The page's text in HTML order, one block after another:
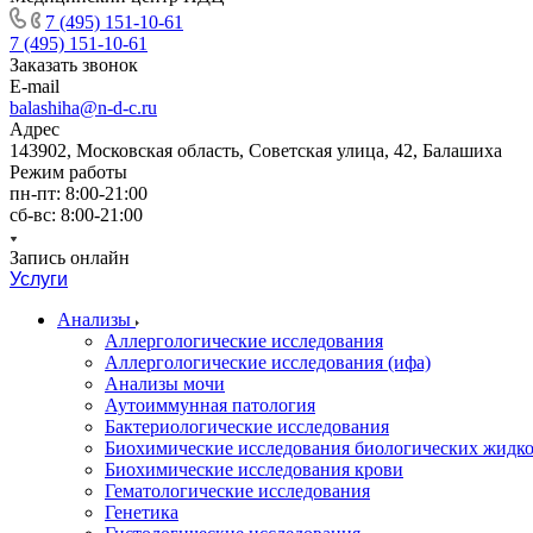
7 (495) 151-10-61
7 (495) 151-10-61
Заказать звонок
E-mail
balashiha@n-d-c.ru
Адрес
143902, Московская область, Советская улица, 42, Балашиха
Режим работы
пн-пт: 8:00-21:00
сб-вс: 8:00-21:00
Запись онлайн
Услуги
Анализы
Аллергологические исследования
Аллергологические исследования (ифа)
Анализы мочи
Аутоиммунная патология
Бактериологические исследования
Биохимические исследования биологических
Биохимические исследования крови
Гематологические исследования
Генетика